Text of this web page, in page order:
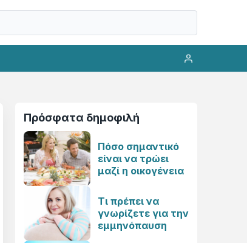
Πρόσφατα δημοφιλή
Πόσο σημαντικό
είναι να τρώει
μαζί η οικογένεια
Τι πρέπει να
γνωρίζετε για την
εμμηνόπαυση